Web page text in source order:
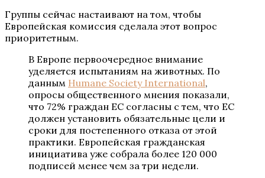
Группы сейчас настаивают на том, чтобы
Европейская комиссия сделала этот вопрос
приоритетным.
В Европе первоочередное внимание
уделяется испытаниям на животных. По
данным Humane Society International,
опросы общественного мнения показали,
что 72% граждан ЕС согласны с тем, что ЕС
должен установить обязательные цели и
сроки для постепенного отказа от этой
практики. Европейская гражданская
инициатива уже собрала более 120 000
подписей менее чем за три недели.